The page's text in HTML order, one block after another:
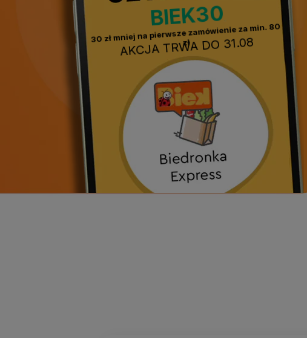
BIEK30
AKCJA TRWA DO 31.08
30 zł mniej na pierwsze zamówienie za min. 80
zł